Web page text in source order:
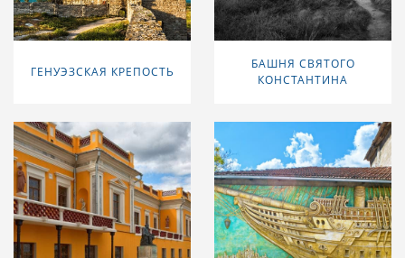
ГЕНУЭЗСКАЯ КРЕПОСТЬ
БАШНЯ СВЯТОГО
КОНСТАНТИНА